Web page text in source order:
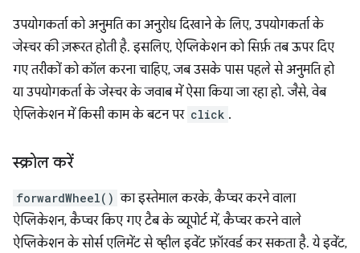
उपयोगकर्ता को अनुमति का अनुरोध दिखाने के लिए, उपयोगकर्ता के
जेस्चर की ज़रूरत होती है. इसलिए, ऐप्लिकेशन को सिर्फ़ तब ऊपर दिए
गए तरीकों को कॉल करना चाहिए, जब उसके पास पहले से अनुमति हो
या उपयोगकर्ता के जेस्चर के जवाब में ऐसा किया जा रहा हो. जैसे, वेब
ऐप्लिकेशन में किसी काम के बटन पर click .
स्क्रोल करें
forwardWheel() का इस्तेमाल करके, कैप्चर करने वाला
ऐप्लिकेशन, कैप्चर किए गए टैब के व्यूपोर्ट में, कैप्चर करने वाले
ऐप्लिकेशन के सोर्स एलिमेंट से व्हील इवेंट फ़ॉरवर्ड कर सकता है. ये इवेंट,